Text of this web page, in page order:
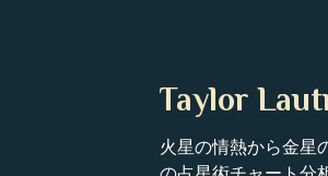
Taylor
火星の情熱から金星